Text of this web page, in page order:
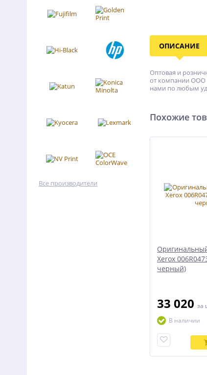
Все производители
ОПИСАНИЕ
Оптовая и
от компании ООО
нами по любым
Похожие
Xerox
черный)
33 020 за
В наличии